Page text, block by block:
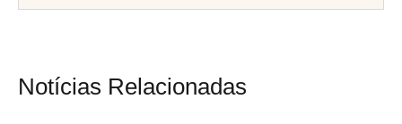
Notícias Relacionadas